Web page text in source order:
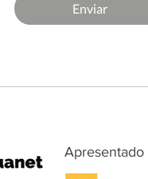
Enviar
Apresentado